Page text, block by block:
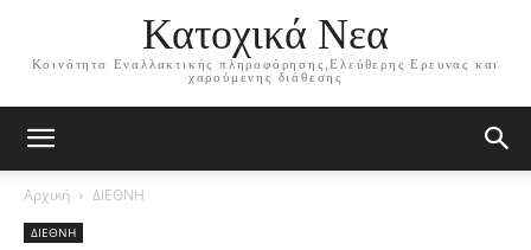
Κατοχικά Νεα
Κοινότητα Εναλλακτικής πληροφόρησης,Ελεύθερης Ερευνας και
χαρούμενης διάθεσης
Αρχική ΔΙΕΘΝΗ
ΔΙΕΘΝΗ